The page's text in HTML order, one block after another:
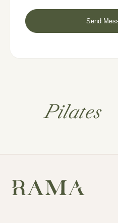
Pilates